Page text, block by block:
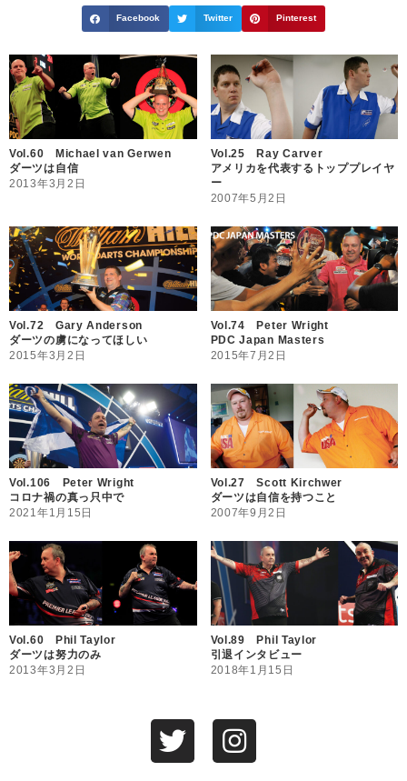
Facebook Twitter Pinterest
Vol.60 Michael van Gerwen
ダーツは自信
2013年3月2日
Vol.25 Ray Carver
アメリカを代表するトッププレイヤ
ー
2007年5月2日
Vol.72 Gary Anderson
ダーツの虜になってほしい
2015年3月2日
Vol.74 Peter Wright
PDC Japan Masters
2015年7月2日
Vol.106 Peter Wright
コロナ禍の真っ只中で
2021年1月15日
Vol.27 Scott Kirchwer
ダーツは自信を持つこと
2007年9月2日
Vol.60 Phil Taylor
ダーツは努力のみ
2013年3月2日
Vol.89 Phil Taylor
引退インタビュー
2018年1月15日